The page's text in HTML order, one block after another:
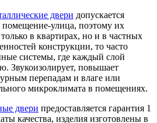
двери допускается
помещение-улица, поэтому их
в квартирах, но и в частных
конструкции, то часто
системы, где каждый слой
Звукоизолирует, повышает
перепадам и влаге или
микроклимата в помещениях.
двери предоставляется гарантия 1
качества, изделия изготовлены в